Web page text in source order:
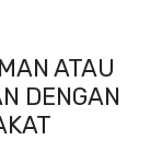
ATAU
DENGAN